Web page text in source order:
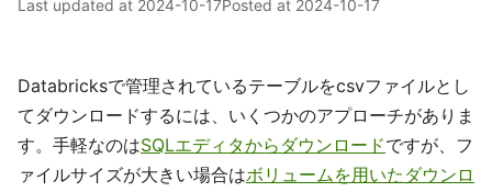
Last updated at 2024-10-17Posted at 2024-10-17
Databricksで管理されているテーブルをcsvファイルとし
てダウンロードするには、いくつかのアプローチがありま
す。手軽なのはSQLエディタからダウンロードですが、フ
ァイルサイズが大きい場合はボリュームを用いたダウンロ